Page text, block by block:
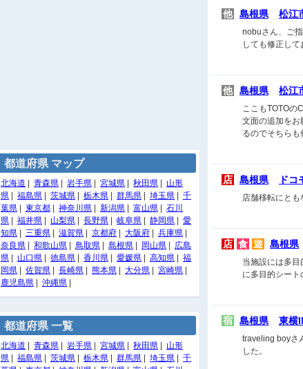
他 島根県 松江
nobuさん、ご
しても修正して
他 島根県 松江
ここもTOTOの
文面の追加を
るのでそちらも
店 島根県 ド
店舗移転にとも
店 食 遊 島根県
当施設には多
に多目的シート
宿 島根県 東横
traveling boyさ
した。
都道府県 マップ
北海道 青森県 岩手県 宮城県 秋田県
山形
県
福島県 茨城県 栃木県 群馬県 埼玉県
千
葉県
東京都 神奈川県 新潟県 富山県
石川
県
福井県 山梨県 長野県 岐阜県 静岡県
愛
知県
三重県 滋賀県 京都府 大阪府 兵庫県
奈良県
和歌山県 鳥取県 島根県 岡山県
広島
県
山口県 徳島県 香川県 愛媛県 高知県
福
岡県
佐賀県 長崎県 熊本県 大分県 宮崎県
鹿児島県
沖縄県
都道府県 一覧
北海道 | 青森県 | 岩手県 | 宮城県 | 秋田県 | 山形
県 | 福島県 | 茨城県 | 栃木県 | 群馬県 | 埼玉県 | 千